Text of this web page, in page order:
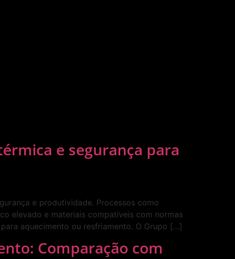
e segurança para
e produtividade. Processos como
elevado e materiais compatíveis com normas
aquecimento ou resfriamento. O Grupo […]
Comparação com